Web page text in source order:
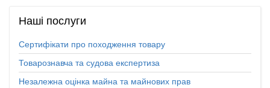
Наші послуги
Сертифікати про походження товару
Товарознавча та судова експертиза
Незалежна оцінка майна та майнових прав